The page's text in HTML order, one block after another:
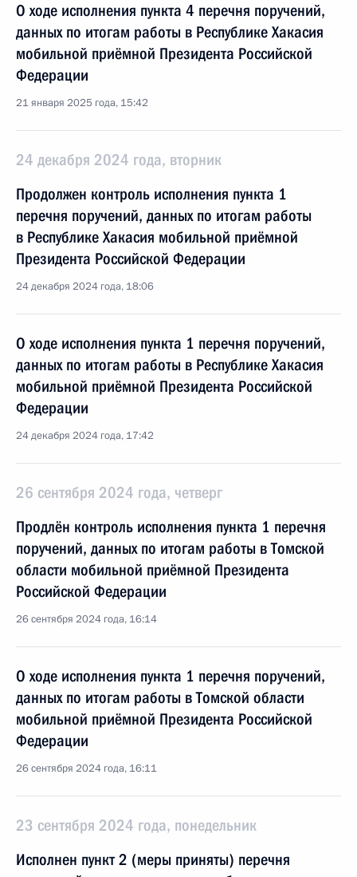
О ходе исполнения пункта 4 перечня поручений,
данных по итогам работы в Республике Хакасия
мобильной приёмной Президента Российской
Федерации
21 января 2025 года, 15:42
24 декабря 2024 года, вторник
Продолжен контроль исполнения пункта 1
перечня поручений, данных по итогам работы
в Республике Хакасия мобильной приёмной
Президента Российской Федерации
24 декабря 2024 года, 18:06
О ходе исполнения пункта 1 перечня поручений,
данных по итогам работы в Республике Хакасия
мобильной приёмной Президента Российской
Федерации
24 декабря 2024 года, 17:42
26 сентября 2024 года, четверг
Продлён контроль исполнения пункта 1 перечня
поручений, данных по итогам работы в Томской
области мобильной приёмной Президента
Российской Федерации
26 сентября 2024 года, 16:14
О ходе исполнения пункта 1 перечня поручений,
данных по итогам работы в Томской области
мобильной приёмной Президента Российской
Федерации
26 сентября 2024 года, 16:11
23 сентября 2024 года, понедельник
Исполнен пункт 2 (меры приняты) перечня